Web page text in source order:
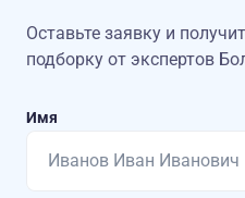
Оставьте заявку и
подборку от экспертов
Имя